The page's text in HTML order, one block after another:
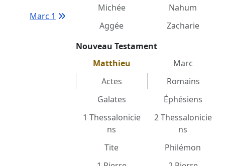
Marc 1
Michée
Nahum
Aggée
Zacharie
Nouveau Testament
Matthieu
Marc
Actes
Romains
Galates
Éphésiens
1 Thessalonicie
ns
2 Thessalonicie
ns
Tite Philémon